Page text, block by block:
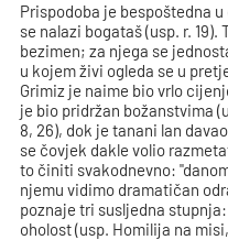
Prispodoba je bespoštedna
se nalazi bogataš (usp. r.
bezimen; za njega se
u kojem živi ogleda se u
Grimiz je naime bio vrlo
je bio pridržan božanstvima
8, 26), dok je tanani lan
se čovjek dakle volio
to činiti svakodnevno:
njemu vidimo dramatičan
poznaje tri susljedna
oholost (usp. Homilija na